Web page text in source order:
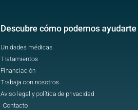
Descubre cómo podemos ayudarte
Unidades médicas
Tratamientos
Financiación
Trabaja con nosotros
Aviso legal y política de privacidad
Contacto